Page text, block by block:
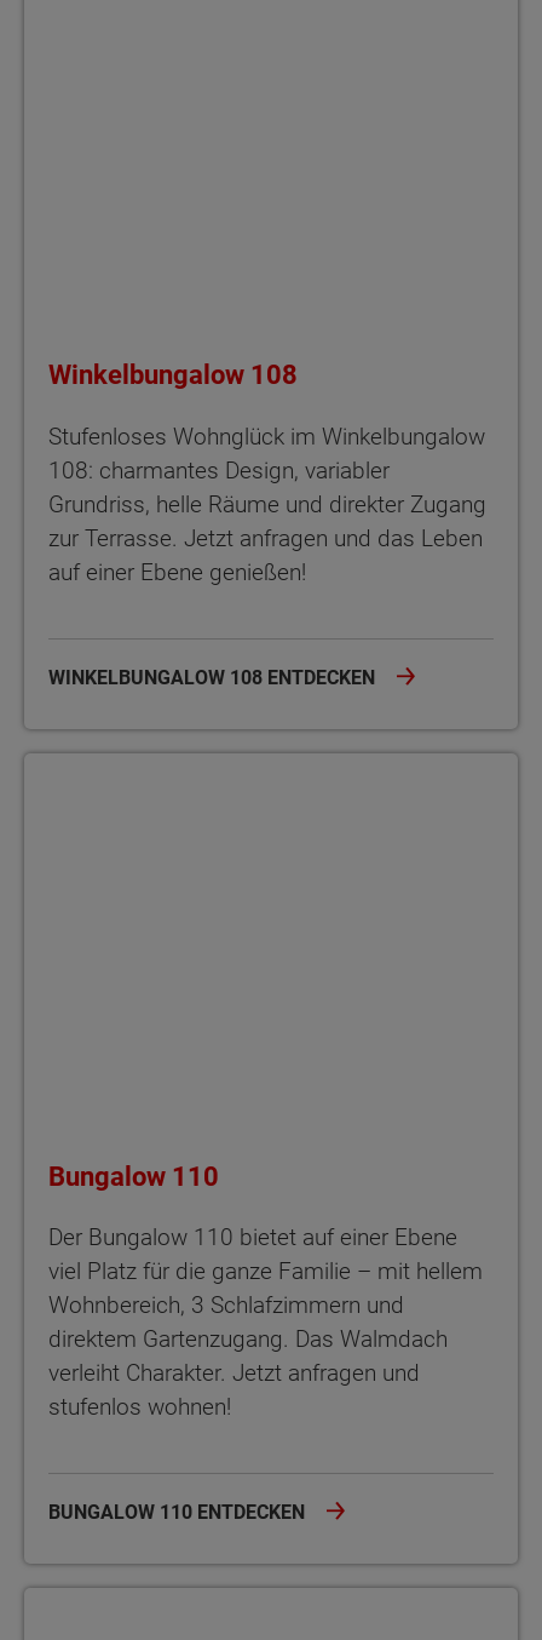
Winkelbungalow 108
Stufenloses Wohnglück im Winkelbungalow
108: charmantes Design, variabler
Grundriss, helle Räume und direkter Zugang
zur Terrasse. Jetzt anfragen und das Leben
auf einer Ebene genießen!
WINKELBUNGALOW 108 ENTDECKEN
Bungalow 110
Der Bungalow 110 bietet auf einer Ebene
viel Platz für die ganze Familie – mit hellem
Wohnbereich, 3 Schlafzimmern und
direktem Gartenzugang. Das Walmdach
verleiht Charakter. Jetzt anfragen und
stufenlos wohnen!
BUNGALOW 110 ENTDECKEN